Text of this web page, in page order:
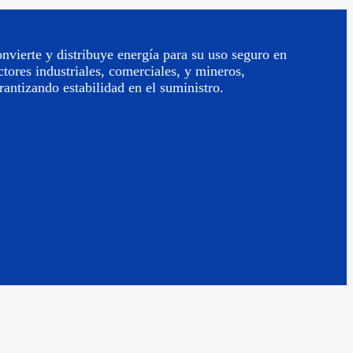
y distribuye energía para su uso seguro en
industriales, comerciales, y mineros,
estabilidad en el suministro.